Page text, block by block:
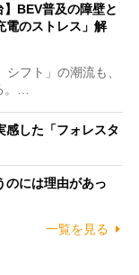
】BEV普及の障壁と
電のストレス」解
フト」の潮流も、
。…
感した「フォレスタ
のには理由があっ
一覧を見る